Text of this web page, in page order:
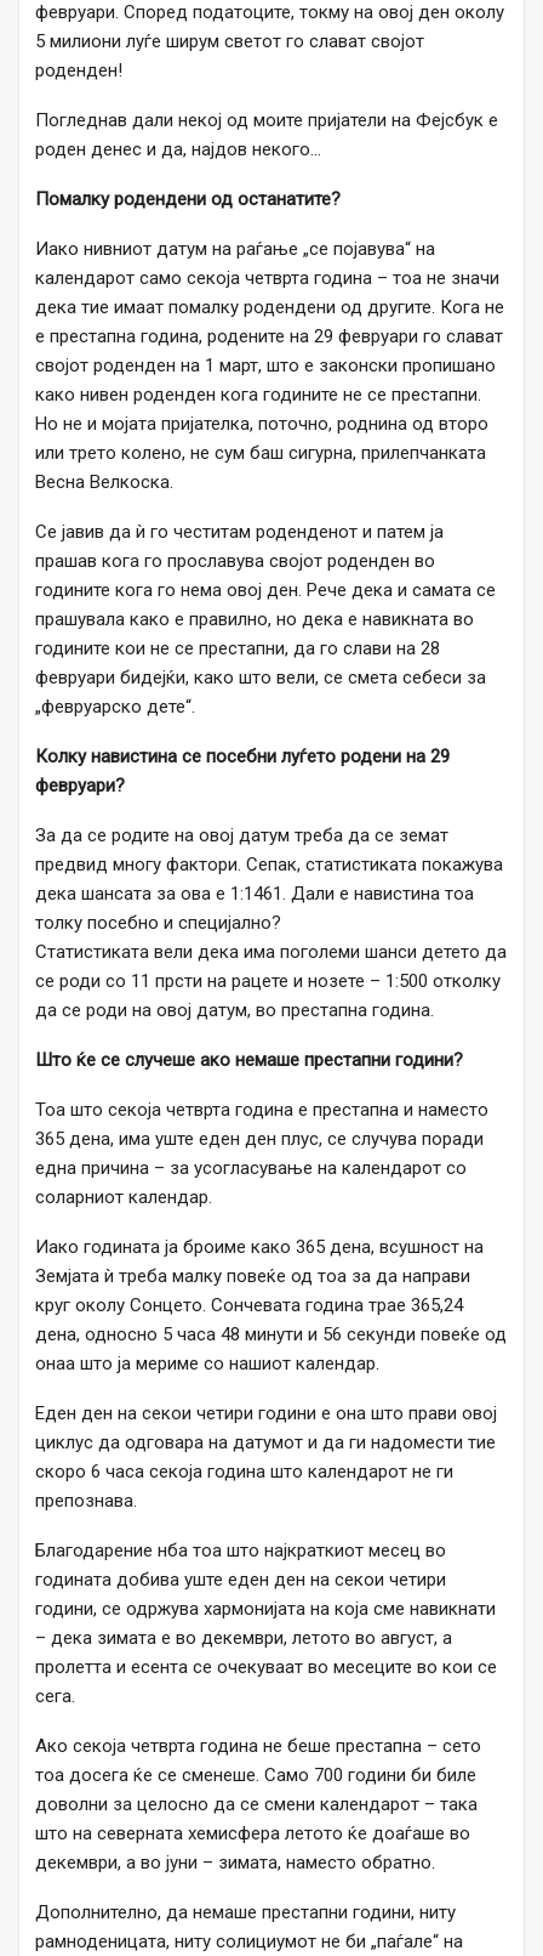
февруари. Според податоците, токму на овој ден околу
5 милиони луѓе ширум светот го слават својот
роденден!
Погледнав дали некој од моите пријатели на Фејсбук е
роден денес и да, најдов некого…
Помалку родендени од останатите?
Иако нивниот датум на раѓање „се појавува“ на
календарот само секоја четврта година – тоа не значи
дека тие имаат помалку родендени од другите. Кога не
е престапна година, родените на 29 февруари го слават
својот роденден на 1 март, што е законски пропишано
како нивен роденден кога годините не се престапни.
Но не и мојата пријателка, поточно, роднина од второ
или трето колено, не сум баш сигурна, прилепчанката
Весна Велкоска.
Се јавив да ѝ го честитам роденденот и патем ја
прашав кога го прославува својот роденден во
годините кога го нема овој ден. Рече дека и самата се
прашувала како е правилно, но дека е навикната во
годините кои не се престапни, да го слави на 28
февруари бидејќи, како што вели, се смета себеси за
„февруарско дете“.
Колку навистина се посебни луѓето родени на 29
февруари?
За да се родите на овој датум треба да се земат
предвид многу фактори. Сепак, статистиката покажува
дека шансата за ова е 1:1461. Дали е навистина тоа
толку посебно и специјално?
Статистиката вели дека има поголеми шанси детето да
се роди со 11 прсти на рацете и нозете – 1:500 отколку
да се роди на овој датум, во престапна година.
Што ќе се случеше ако немаше престапни години?
Тоа што секоја четврта година е престапна и наместо
365 дена, има уште еден ден плус, се случува поради
една причина – за усогласување на календарот со
соларниот календар.
Иако годината ја броиме како 365 дена, всушност на
Земјата ѝ треба малку повеќе од тоа за да направи
круг околу Сонцето. Сончевата година трае 365,24
дена, односно 5 часа 48 минути и 56 секунди повеќе од
онаа што ја мериме со нашиот календар.
Еден ден на секои четири години е она што прави овој
циклус да одговара на датумот и да ги надомести тие
скоро 6 часа секоја година што календарот не ги
препознава.
Благодарение нба тоа што најкраткиот месец во
годината добива уште еден ден на секои четири
години, се одржува хармонијата на која сме навикнати
– дека зимата е во декември, летото во август, а
пролетта и есента се очекуваат во месеците во кои се
сега.
Ако секоја четврта година не беше престапна – сето
тоа досега ќе се сменеше. Само 700 години би биле
доволни за целосно да се смени календарот – така
што на северната хемисфера летото ќе доаѓаше во
декември, а во јуни – зимата, наместо обратно.
Дополнително, да немаше престапни години, ниту
рамноденицата, ниту солициумот не би „паѓале“ на